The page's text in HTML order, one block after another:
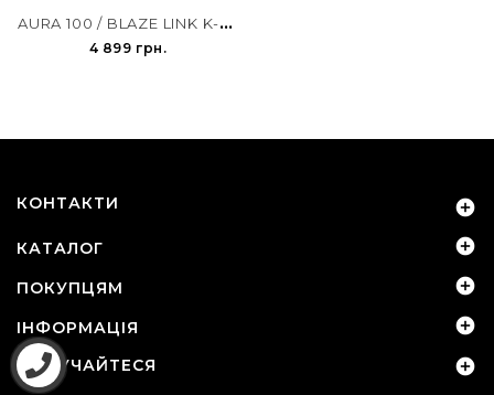
A
URA 100 / BLAZE LINK K-SET
4 899 грн.
КОНТАКТИ 
КАТАЛОГ 
ПОКУПЦЯМ 
ІНФОРМАЦІЯ 
ДОЛУЧАЙТЕСЯ 